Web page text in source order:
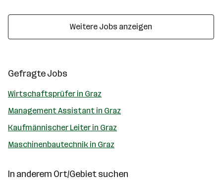
Weitere Jobs anzeigen
Gefragte Jobs
Wirtschaftsprüfer in Graz
Management Assistant in Graz
Kaufmännischer Leiter in Graz
Maschinenbautechnik in Graz
In anderem Ort/Gebiet suchen